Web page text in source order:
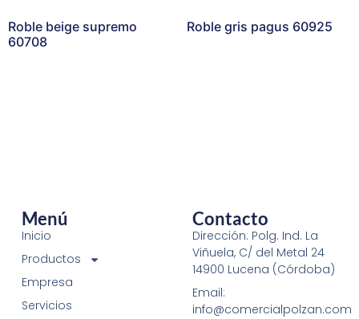
Roble beige supremo
60708
Roble gris pagus 60925
Menú
Inicio
Productos
Empresa
Servicios
Contacto
Dirección: Polg. Ind. La
Viñuela, C/ del Metal 24
14900 Lucena (Córdoba)
Email:
info@comercialpolzan.com